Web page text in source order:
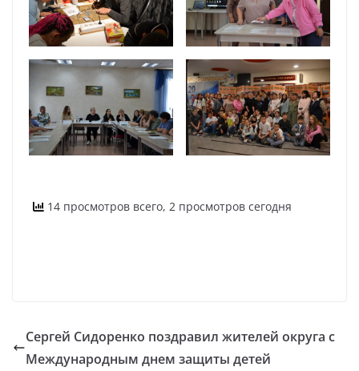
14 просмотров всего, 2 просмотров сегодня
Сергей Сидоренко поздравил жителей округа с
Международным днем защиты детей